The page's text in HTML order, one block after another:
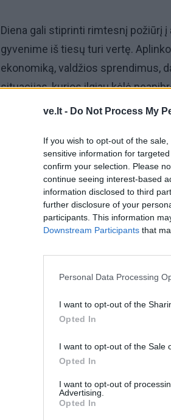
ve.lt - Do Not Process My
If you wish to opt-out of the
sensitive information for
confirm your selection. Please
continue seeing interest-based
information disclosed to third
further disclosure of your
participants. This information
Downstream Participants that
Personal Data Processing
I want to opt-out of the
Opted In
I want to opt-out of the Sale
Opted In
I want to opt-out of
Advertising.
Opted In
Diena gali stiprinti rimtesnį požiūrį
gyvenime iš tiesų turi vertę.
ekonomiką, valdžios sprendimus,
situacijas, kurios ilgiau kėlė
paprasčiau išlaikyti vidinį
kantrybės gali prireikti Dvyniams,
paliesti nuovargį, emocinį
Jeigu naktį sapnavote kalnus,
rodyti vidinį pasiruošimą